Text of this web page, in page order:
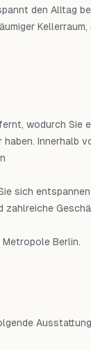
den Alltag
Kellerraum,
wodurch Sie
Innerhalb
sich
zahlreiche
Berlin.